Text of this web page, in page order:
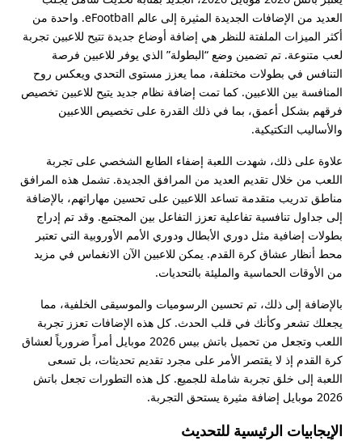
العديد من الإضافات الجديدة المثيرة إلى عالم eFootball. واحدة من
أكثر الميزات الملفتة للنظر هي إضافة أوضاع جديدة تتيح للاعبين تجربة
لعب متنوعة. تم تضمين وضع “البطولة” الذي يوفر للاعبين فرصة
التنافس في بطولات مختلفة، مما يعزز مستوى التحدي ويعكس روح
المنافسة بين اللاعبين. كما تمت إضافة نظام جديد يتيح للاعبين تخصيص
فرقهم بشكل أعمق، بما في ذلك القدرة على تخصيص اللاعبين
والأساليب التكتيكية.
علاوة على ذلك، شهدت اللعبة إضفاء الطابع الشخصي على تجربة
اللعب من خلال تقديم العديد من المرافق الجديدة. تشمل هذه المرافق
مناطق تدريب متقدمة تساعد اللاعبين على تحسين مهاراتهم، بالإضافة
إلى جداول تنافسية تفاعلية تعزز التفاعل بين المجتمع. وقد تم إدراج
بطولات إضافية مثل دوري الأبطال ودوري الأمم الأوروبية التي تعتبر
محط أنظار عشاق كرة القدم. يمكن للاعبين الآن الانغماس في مزيد
من الأوقات الحماسية والمليئة بالتحديات.
بالإضافة إلى ذلك، تم تحسين الرسوميات والموسيقى الخلفية، مما
يجعلك تشعر وكأنك في قلب الحدث. كل هذه الإضافات تعزز تجربة
اللعب وتجعل من تحميل باتش بيس 2026 موبايل أمراً ضرورياً لعشاق
كرة القدم إذ لا يقتصر الأمر على مجرد تقديم تحديثات، بل تسعى
اللعبة إلى خلق تجربة شاملة للجميع. كل هذه التطورات تجعل باتش
2026 موبايل إضافة مثيرة يستحق التجربة.
الإيجابيات الرئيسية للتحديث